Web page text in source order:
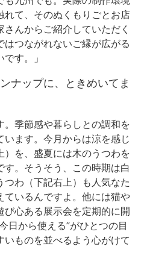
れて、そのぬくもりごとお店
んからご紹介していただく
はつながれないご縁が広がる
す。」
ナップに、ときめいてま
。季節感や暮らしとの調和を
います。今月からは涼を感じ
）を、盛夏には木のうつわを
す。そうそう、この時期は白
わ（下記右上）も人気なた
ているんですよ。他には猫や
び心ある展示会を定期的に開
日から使える”がひとつの目
ものを並べるよう心がけて